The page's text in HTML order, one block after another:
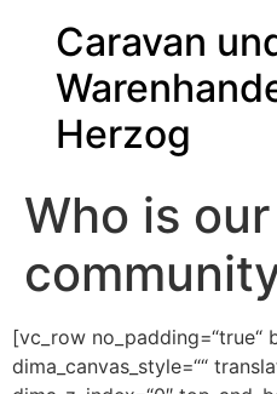
Caravan
Herzog
Who is our
[vc_row no_padding=“true“
dima_canvas_style=““